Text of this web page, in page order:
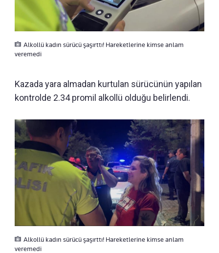
Alkollü kadın sürücü şaşırttı! Hareketlerine kimse anlam
veremedi
Kazada yara almadan kurtulan sürücünün yapılan
kontrolde 2.34 promil alkollü olduğu belirlendi.
Alkollü kadın sürücü şaşırttı! Hareketlerine kimse anlam
veremedi